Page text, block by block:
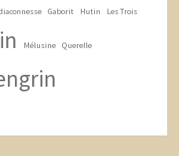
Gaborit Hutin Les Trois
Mélusine Querelle